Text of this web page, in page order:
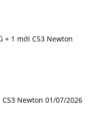
+ 1 mới CS3 Newton
Newton 01/07/2026